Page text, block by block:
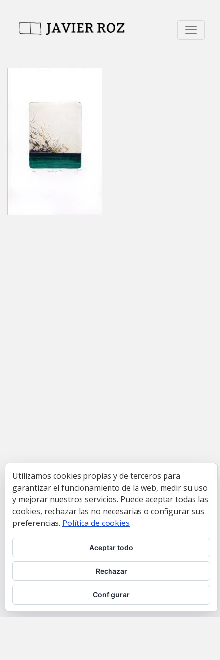
Utilizamos cookies propias y de terceros para
garantizar el funcionamiento de la web, medir su uso
y mejorar nuestros servicios. Puede aceptar todas las
cookies, rechazar las no necesarias o configurar sus
preferencias. Política de cookies
Aceptar todo
Rechazar
Configurar